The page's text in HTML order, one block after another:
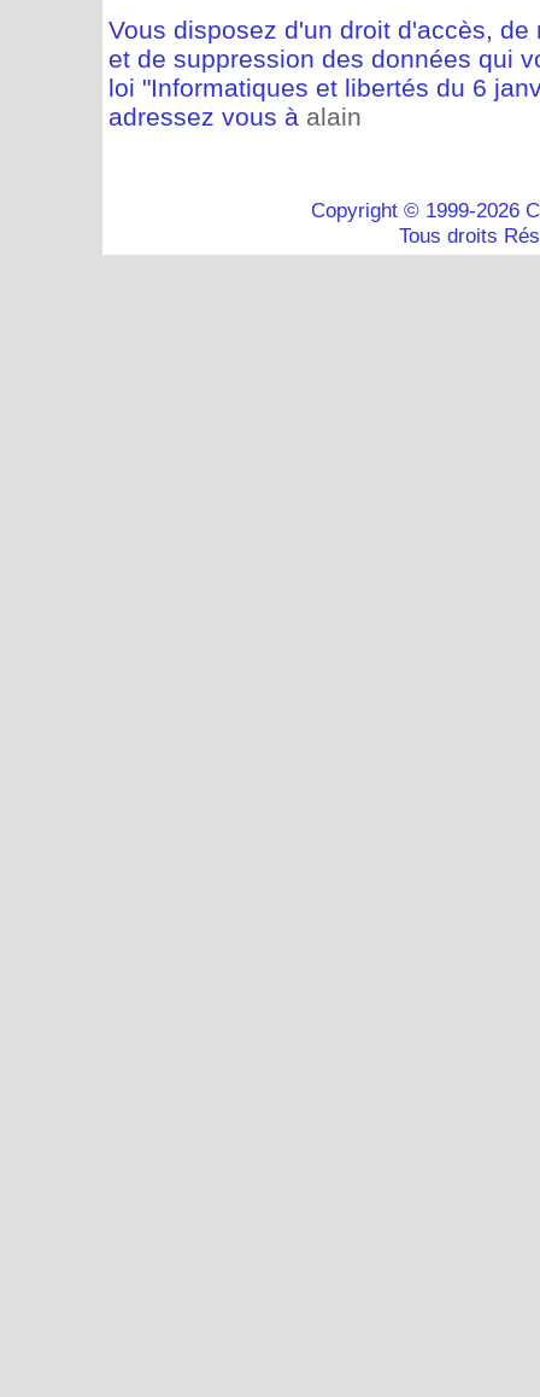
Vous disposez d'un droit d'accès,
et de suppression des données qui
loi "Informatiques et libertés du 6
adressez vous à alain
Copyright © 1999-2026
Tous droits